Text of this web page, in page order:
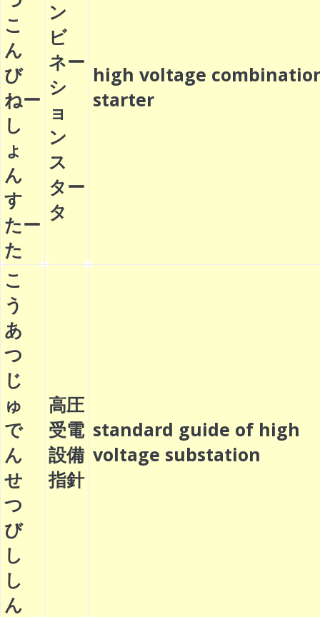
こ
ん
び
ねー
し
ょ
ん
す
たー
た
ン
ビ
ネー
シ
ョ
ン
ス
ター
タ
high voltage
starter
こ
う
あ
つ
じ
ゅ
で
ん
せ
つ
び
し
し
ん
高圧
受電
設備
指針
standard guide of high
voltage substation